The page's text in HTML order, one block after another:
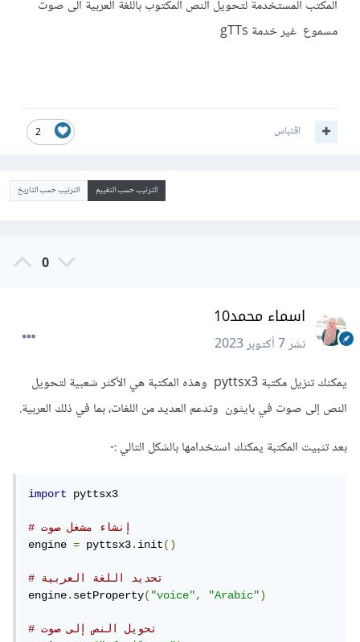
المكتب المستخدمة لتحويل النص المكتوب باللغة العربية الى صوت
مسموع غير خدمة gTTs
2 اقتباس
الترتيب حسب التقييم الترتيب حسب التاريخ
0
اسماء محمد10
نشر7 أكتوبر 2023
يمكنك تنزيل مكتبة pyttsx3 وهذه المكتبة هي الأكثر شعبية لتحويل
النص إلى صوت في بايثون وتدعم العديد من اللغات، بما في ذلك العربية.
بعد تثبيت المكتبة يمكنك استخدامها بالشكل التالي:-
import pyttsx3
# إنشاء مشغل صوت
engine = pyttsx3.init()
# تحديد اللغة العربية
engine.setProperty("voice", "Arabic")
# تحويل النص إلى صوت